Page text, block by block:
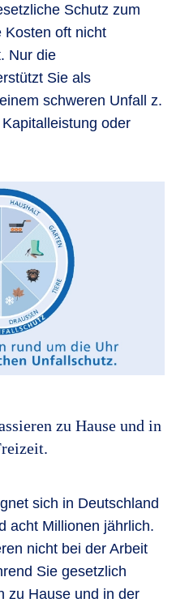
Schutz zum
Kosten oft nicht
Nur die
Sie als
schweren Unfall z.
oder
zu Hause und in
sich in Deutschland
acht Millionen jährlich.
nicht bei der Arbeit
Sie gesetzlich
zu Hause und in der